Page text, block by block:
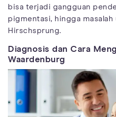
bisa terjadi gangguan
pigmentasi, hingga
Hirschsprung.
Diagnosis dan Cara
Waardenburg